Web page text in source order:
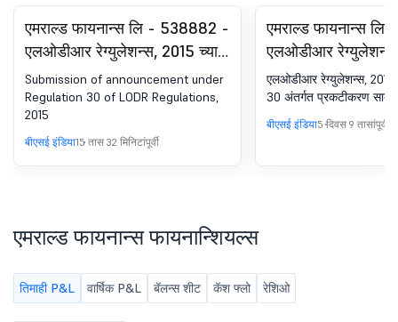
एमराल्ड फायनान्स लि - 538882 -
एलओडीआर रेग्युलेशन्स, 2015 च्या
रेग्युलेशन 30 अंतर्गत घोषणा
Submission of announcement under
Regulation 30 of LODR Regulations,
2015
बीएसई इंडिया15 तास 32 मिनिटांपूर्वी
एमराल्ड फायनान्स
एलओडीआर रेग्युलेशन्स,
रेग्युलेशन 30 अंतर्गत
एलओडीआर रेग्युलेशन्स, 2015
30 अंतर्गत प्रकटीकरण
बीएसई इंडिया5 दिवस 9 तासांपूर्वी
एमराल्ड फायनान्स फायनान्शियल्स
तिमाही P&L वार्षिक P&L बॅलन्स शीट कॅश फ्लो रेशिओ